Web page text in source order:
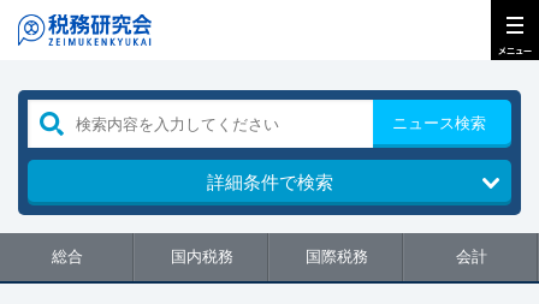
ニュース検索
詳細条件で検索
総合 国内税務 国際税務 会計